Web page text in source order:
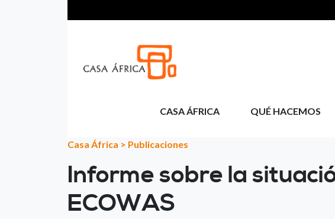
CASA ÁFRICA QUÉ HACEMOS
Casa África > Publicaciones
Informe sobre la
ECOWAS